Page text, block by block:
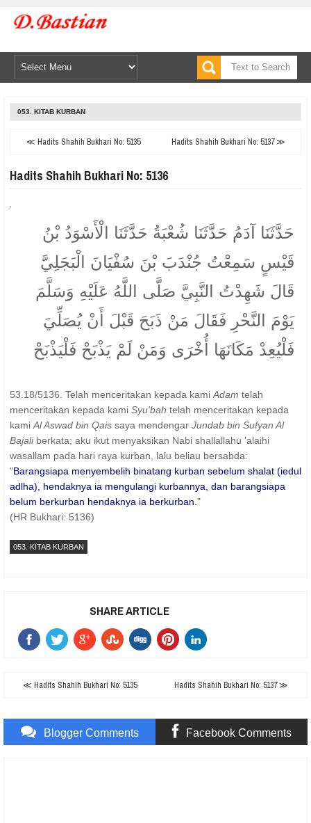
053. KITAB KURBAN
≪ Hadits Shahih Bukhari No: 5135 Hadits Shahih Bukhari No: 5137 ≫
Hadits Shahih Bukhari No: 5136
حَدَّثَنَا آدَمُ حَدَّثَنَا شُعْبَةُ حَدَّثَنَا الْأَسْوَدُ بْنُ
قَيْسٍ سَمِعْتُ جُنْدَبَ بْنَ سُفْيَانَ الْبَجَلِيَّ
قَالَ شَهِدْتُ النَّبِيَّ صَلَّى اللَّهُ عَلَيْهِ وَسَلَّمَ
يَوْمَ النَّحْرِ فَقَالَ مَنْ ذَبَحَ قَبْلَ أَنْ يُصَلِّيَ
فَلْيُعِدْ مَكَانَهَا أُخْرَى وَمَنْ لَمْ يَذْبَحْ فَلْيَذْبَحْ
53.18/5136. Telah menceritakan kepada kami Adam telah
menceritakan kepada kami Syu'bah telah menceritakan kepada
kami Al Aswad bin Qais saya mendengar Jundab bin Sufyan Al
Bajaliberkata; aku ikut menyaksikan Nabi shallallahu 'alaihi
wasallam pada hari raya kurban, lalu beliau bersabda:
"Barangsiapa menyembelih binatang kurban sebelum shalat (iedul
adlha), hendaknya ia mengulangi kurbannya, dan barangsiapa
belum berkurban hendaknya ia berkurban. "
(HR Bukhari: 5136)
053. KITAB KURBAN
SHARE ARTICLE
≪ Hadits Shahih Bukhari No: 5135 Hadits Shahih Bukhari No: 5137 ≫
Blogger Comments Facebook Comments